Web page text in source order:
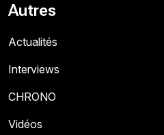
Autres
Actualités
Interviews
CHRONO
Vidéos